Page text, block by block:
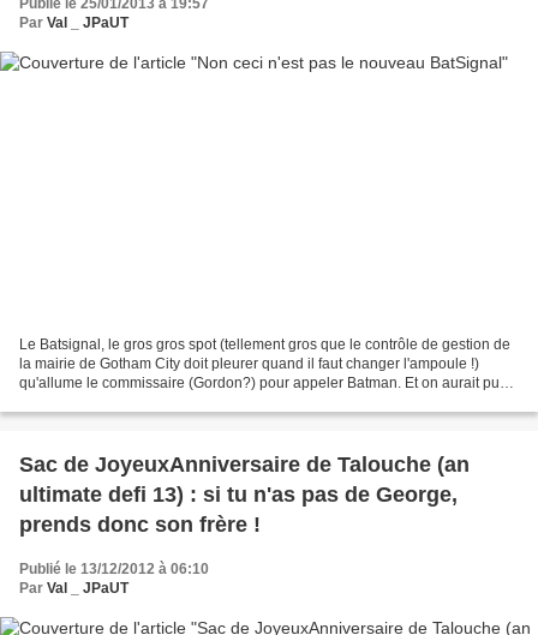
Publié le 25/01/2013 à 19:57
Par Val _ JPaUT
Le Batsignal, le gros gros spot (tellement gros que le contrôle de gestion de
la mairie de Gotham City doit pleurer quand il faut changer l'ampoule !)
qu'allume le commissaire (Gordon?) pour appeler Batman. Et on aurait pu
Sac de JoyeuxAnniversaire de Talouche (an
ultimate defi 13) : si tu n'as pas de George,
prends donc son frère !
Publié le 13/12/2012 à 06:10
Par Val _ JPaUT